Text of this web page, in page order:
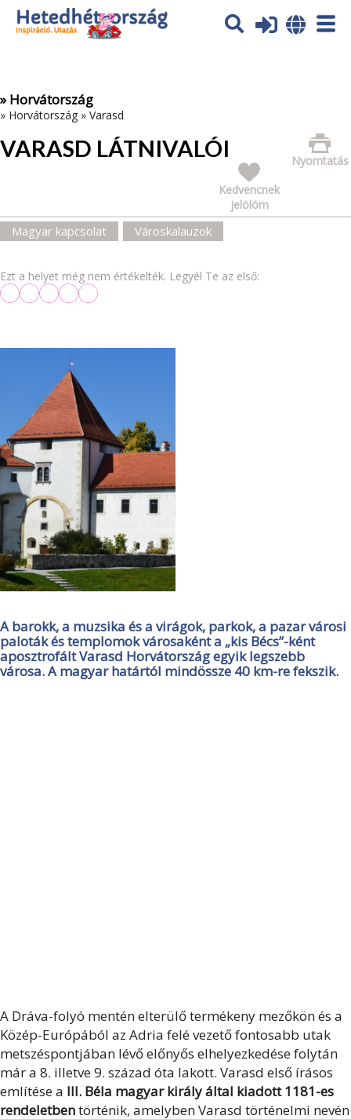
Az oldal sütiket (cookies) használ. További tájékoztatás itt:
Adatvédelmi tájékoztató
» Horvátország
» Horvátország » Varasd
VARASD LÁTNIVALÓI
Nyomtatás
Kedvencnek
jelölöm
Magyar kapcsolat Városkalauzok
Ezt a helyet még nem értékelték. Legyél Te az első:
A barokk, a muzsika és a virágok, parkok, a pazar városi
paloták és templomok városaként a „kis Bécs”-ként
aposztrofált Varasd Horvátország egyik legszebb
városa. A magyar határtól mindössze 40 km-re fekszik.
A Dráva-folyó mentén elterülő termékeny mezőkön és a
Közép-Európából az Adria felé vezető fontosabb utak
metszéspontjában lévő előnyős elhelyezkedése folytán
már a 8. illetve 9. század óta lakott. Varasd első írásos
említése a III. Béla magyar király által kiadott 1181-es
rendeletbentörténik, amelyben Varasd történelmi nevén